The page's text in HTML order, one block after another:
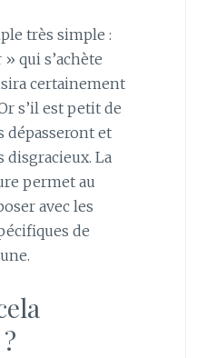
très simple :
qui s’achète
certainement
s’il est petit de
dépasseront et
disgracieux. La
permet au
avec les
de